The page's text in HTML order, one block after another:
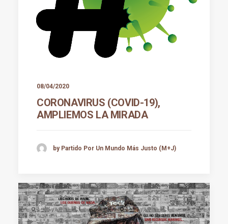
08/04/2020
CORONAVIRUS (COVID-19),
AMPLIEMOS LA MIRADA
by Partido Por Un Mundo Más Justo (M+J)